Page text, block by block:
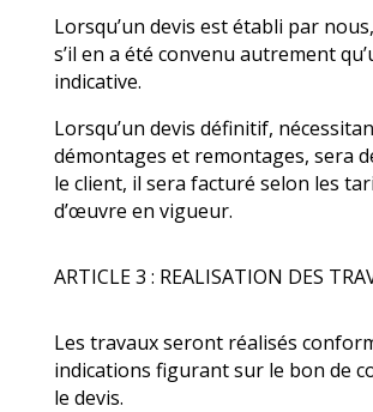
Lorsqu’un devis est établi par
s’il en a été convenu autrement
indicative.
Lorsqu’un devis définitif,
démontages et remontages, sera
le client, il sera facturé selon les
d’œuvre en vigueur.
ARTICLE 3 : REALISATION DES
Les travaux seront réalisés
indications figurant sur le bon de
le devis.